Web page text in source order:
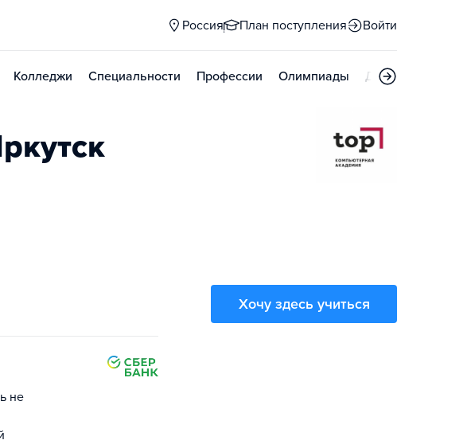
Россия План поступления Войти
Колледжи Специальности Профессии Олимпиады Дни открытых
не
Хочу здесь учиться